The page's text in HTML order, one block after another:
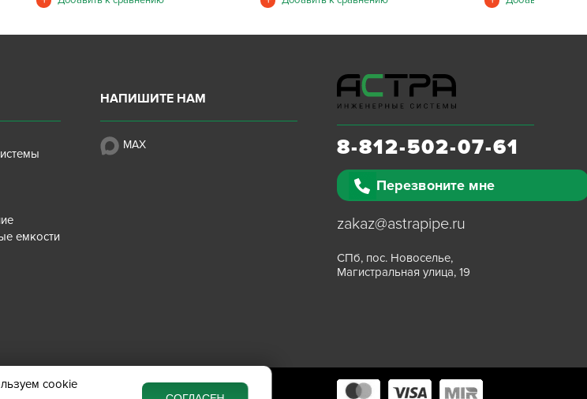
8-812-502-07-61
Перезвоните мне
zakaz@astrapipe.ru
СПб, пос. Новоселье,
Магистральная улица, 19
емкости
НАПИШИТЕ НАМ
MAX
cookie